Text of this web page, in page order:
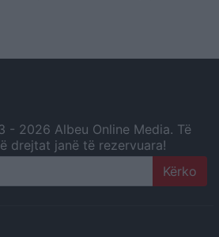
- 2026 Albeu Online Media. Të
drejtat janë të rezervuara!